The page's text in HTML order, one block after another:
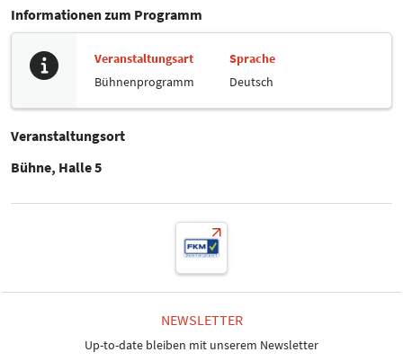
Informationen zum Programm
Veranstaltungsart
Bühnenprogramm
Sprache
Deutsch
Veranstaltungsort
Bühne, Halle 5
NEWSLETTER
Up-to-date bleiben mit unserem Newsletter